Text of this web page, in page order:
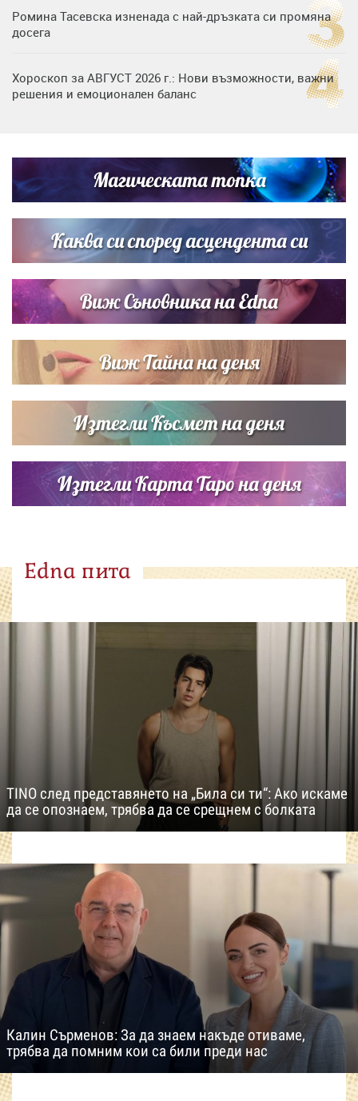
Ромина Тасевска изненада с най-дръзката си промяна
досега
Хороскоп за АВГУСТ 2026 г.: Нови възможности, важни
решения и емоционален баланс
си деца на семейна морска приказка
Звездна ваканция в Майорка: Дженифър Анистън,
Кортни Кокс и Джим Къртис заедно на яхта
Магическата топка
Каква си според асцендента си
Виж Съновника на Edna
Виж Тайна на деня
Изтегли Късмет на деня
Изтегли Карта Таро на деня
Edna пита
TINO след представянето на „Била си ти“: Ако искаме
да се опознаем, трябва да се срещнем с болката
Калин Сърменов: За да знаем накъде отиваме,
трябва да помним кои са били преди нас